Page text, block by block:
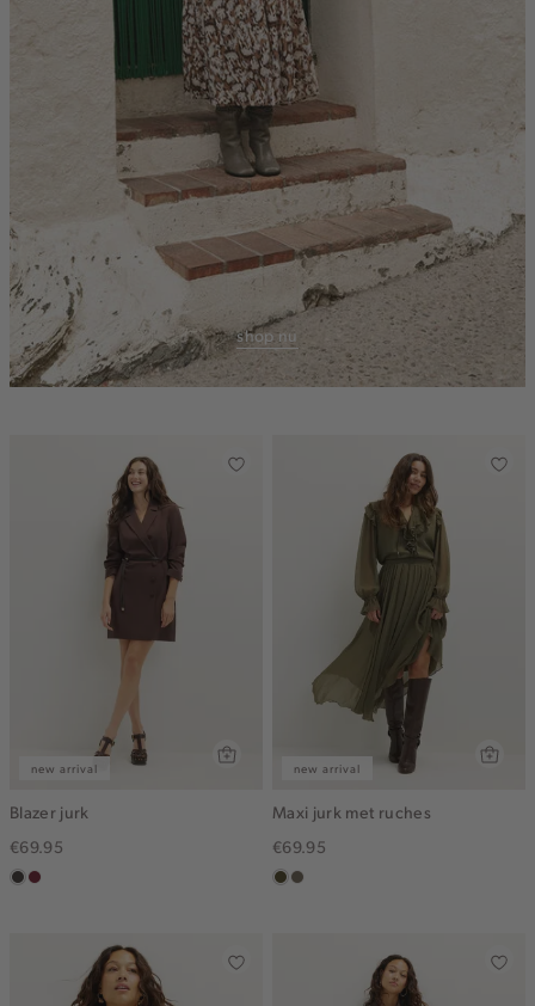
shop nu
new arrival
Blazer jurk
€69.95
chocobordeaux
new arrival
Maxi jurk met ruches
€69.95
groen,
middenbruin